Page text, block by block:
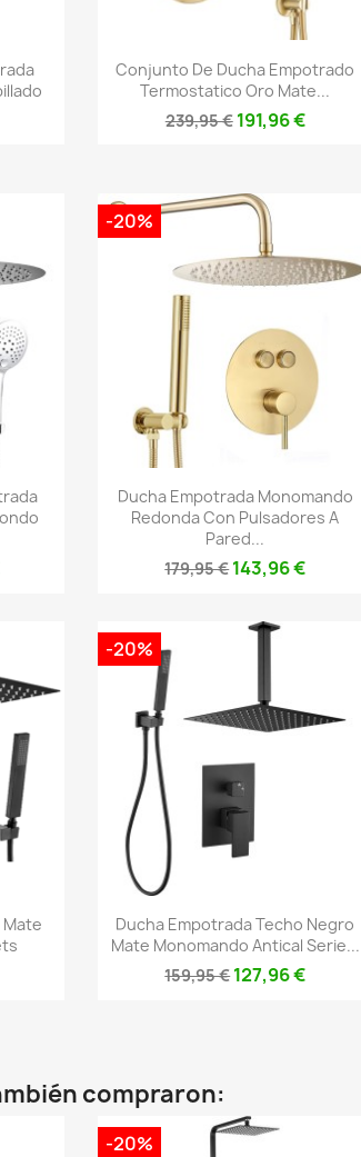
Vista rápida
Conjunto De Ducha Empotrado
Termostatico Oro Mate...
239,95 € 191,96 €
Vista rápida
Ducha Empotrada Monomando
Redonda Con Pulsadores A
Pared...
179,95 €143,96 €
-20%
Vista rápida
Ducha Empotrada Techo Negro
Mate Monomando Antical Serie...
159,95 €127,96 €
-20%
compraron:
-20%